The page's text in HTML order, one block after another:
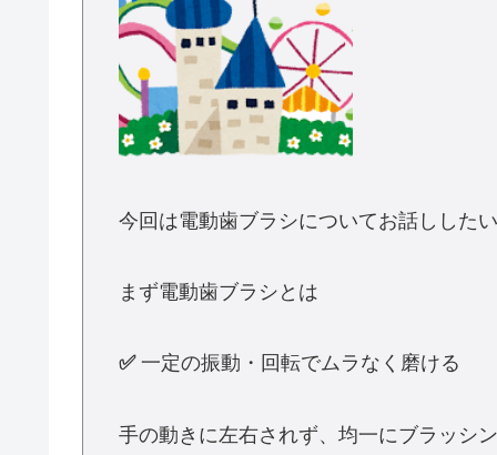
今回は電動歯ブラシについてお話しした
まず電動歯ブラシとは
✅一定の振動・回転でムラなく磨ける
手の動きに左右されず、均一にブラッシ